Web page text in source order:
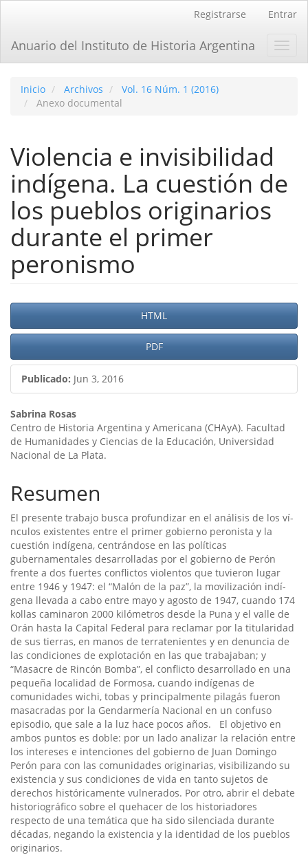
principal
Barra
Registrarse Entrar
Anuario del Instituto de Historia Argentina
Inicio Archivos
Vol. 16 Núm. 1 (2016)
Anexo documental
Violencia e invisibilidad
indí­gena. La cuestión de
los pueblos originarios
durante el primer
peronismo
Barra
lateral
del
artículo
HTML
PDF
Publicado: Jun 3, 2016
Contenido
principal
del
artículo
Sabrina Rosas
Centro de Historia Argentina y Americana (CHAyA). Facultad
de Humanidades y Ciencias de la Educación, Universidad
Nacional de La Plata.
Resumen
El presente trabajo busca profundizar en el análisis de los ví­
nculos existentes entre el primer gobierno peronista y la
cuestión indí­gena, centrándose en las polí­ticas
gubernamentales desarrolladas por el gobierno de Perón
frente a dos fuertes conflictos violentos que tuvieron lugar
entre 1946 y 1947: el “Malón de la paz”, la movilización indí­
gena llevada a cabo entre mayo y agosto de 1947, cuando 174
kollas caminaron 2000 kilómetros desde la Puna y el valle de
Orán hasta la Capital Federal para reclamar por la titularidad
de sus tierras, en manos de terratenientes y en denuncia de
las condiciones de explotación en las que trabajaban; y
“Masacre de Rincón Bomba”, el conflicto desarrollado en una
pequeña localidad de Formosa, cuando indí­genas de
comunidades wichi, tobas y principalmente pilagás fueron
masacradas por la Gendarmerí­a Nacional en un confuso
episodio, que sale a la luz hace pocos años. El objetivo en
ambos puntos es doble: por un lado analizar la relación entre
los intereses e intenciones del gobierno de Juan Domingo
Perón para con las comunidades originarias, visibilizando su
existencia y sus condiciones de vida en tanto sujetos de
derechos históricamente vulnerados. Por otro, abrir el debate
historiográfico sobre el quehacer de los historiadores
respecto de una temática que ha sido silenciada durante
décadas, negando la existencia y la identidad de los pueblos
originarios.